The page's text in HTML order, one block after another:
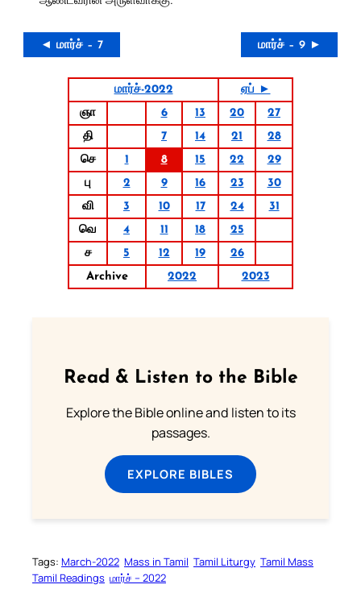
◄ மார்ச் – 7 மார்ச் – 9 ►
மார்ச்-2022
ஏப் ►
ஞா
6 13 20
27
தி
7 14 21
28
செ
1 8 15 22
29
பு
2 9 16 23
30
வி
3 10 17 24
31
வெ
4 11 18
25
ச
5 12 19
26
Archive
2022 2023
Read & Listen to the Bible
Explore the Bible online and listen to its
passages.
EXPLORE BIBLES
Tags: March-2022 Mass in Tamil Tamil Liturgy Tamil Mass
Tamil Readings மார்ச் – 2022